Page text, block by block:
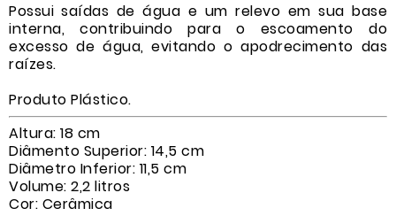
Possui saídas de água e um relevo em sua base
interna, contribuindo para o escoamento do
excesso de água, evitando o apodrecimento das
raízes.
Produto Plástico.
Altura: 18 cm
Diâmento Superior: 14,5 cm
Diâmetro Inferior: 11,5 cm
Volume: 2,2 litros
Cor: Cerâmica